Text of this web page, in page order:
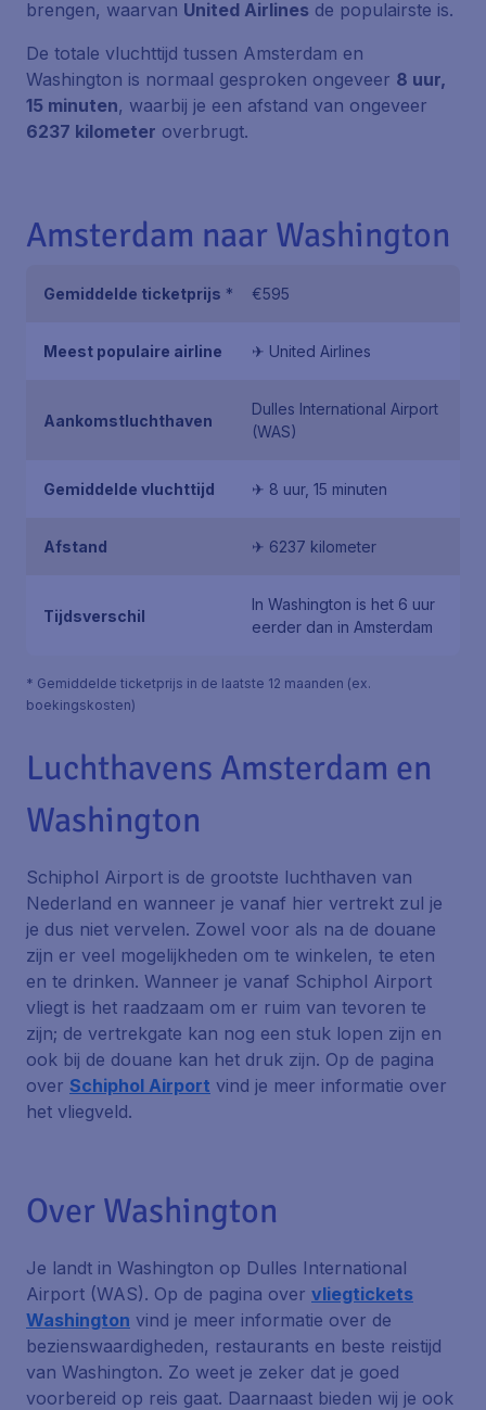
brengen, waarvan United Airlines de populairste is.
De totale vluchttijd tussen Amsterdam en
Washington is normaal gesproken ongeveer 8 uur,
15 minuten, waarbij je een afstand van ongeveer
6237 kilometer overbrugt.
Amsterdam naar Washington
Gemiddelde ticketprijs * €595
Meest populaire airline ✈ United Airlines
Aankomstluchthaven
Dulles International Airport
(WAS)
Gemiddelde vluchttijd ✈ 8 uur, 15 minuten
Afstand ✈ 6237 kilometer
Tijdsverschil
In Washington is het 6 uur
eerder dan in Amsterdam
* Gemiddelde ticketprijs in de laatste 12 maanden (ex.
boekingskosten)
Luchthavens Amsterdam en
Washington
Schiphol Airport is de grootste luchthaven van
Nederland en wanneer je vanaf hier vertrekt zul je
je dus niet vervelen. Zowel voor als na de douane
zijn er veel mogelijkheden om te winkelen, te eten
en te drinken. Wanneer je vanaf Schiphol Airport
vliegt is het raadzaam om er ruim van tevoren te
zijn; de vertrekgate kan nog een stuk lopen zijn en
ook bij de douane kan het druk zijn. Op de pagina
over Schiphol Airport vind je meer informatie over
het vliegveld.
Over Washington
Je landt in Washington op Dulles International
Airport (WAS). Op de pagina over vliegtickets
Washington vind je meer informatie over de
bezienswaardigheden, restaurants en beste reistijd
van Washington. Zo weet je zeker dat je goed
voorbereid op reis gaat. Daarnaast bieden wij je ook